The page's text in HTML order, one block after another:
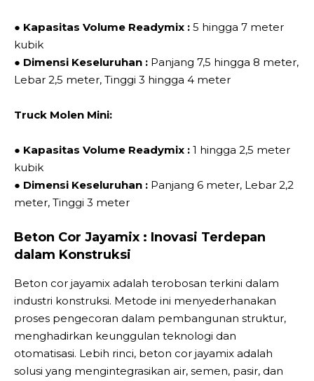
● Kapasitas Volume Readymix : 5 hingga 7 meter
kubik
● Dimensi Keseluruhan : Panjang 7,5 hingga 8 meter,
Lebar 2,5 meter, Tinggi 3 hingga 4 meter
Truck Molen Mini:
● Kapasitas Volume Readymix : 1 hingga 2,5 meter
kubik
● Dimensi Keseluruhan : Panjang 6 meter, Lebar 2,2
meter, Tinggi 3 meter
Beton Cor Jayamix : Inovasi Terdepan
dalam Konstruksi
Beton cor jayamix adalah terobosan terkini dalam
industri konstruksi. Metode ini menyederhanakan
proses pengecoran dalam pembangunan struktur,
menghadirkan keunggulan teknologi dan
otomatisasi. Lebih rinci, beton cor jayamix adalah
solusi yang mengintegrasikan air, semen, pasir, dan